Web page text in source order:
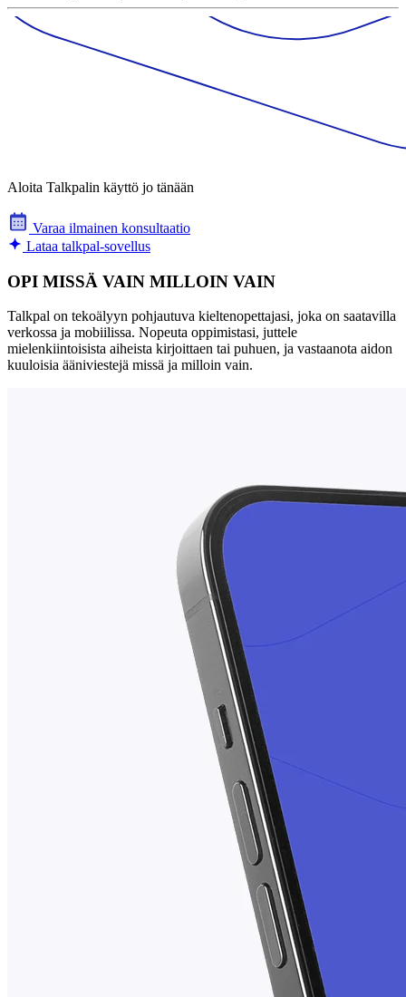
Aloita Talkpalin käyttö jo tänään
Varaa ilmainen konsultaatio
Lataa talkpal-sovellus
OPI MISSÄ VAIN MILLOIN VAIN
Talkpal on tekoälyyn pohjautuva kieltenopettajasi, joka on saatavilla
verkossa ja mobiilissa. Nopeuta oppimistasi, juttele
mielenkiintoisista aiheista kirjoittaen tai puhuen, ja vastaanota aidon
kuuloisia ääniviestejä missä ja milloin vain.